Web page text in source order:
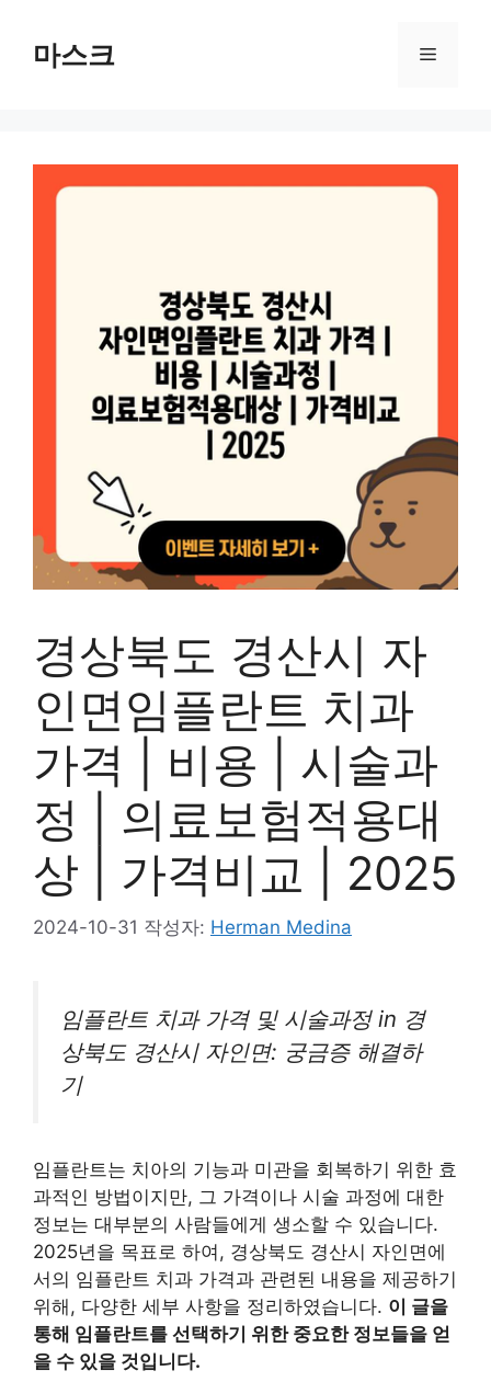
마스크 메
경상북도 경산시 자
인면임플란트 치과
가격 | 비용 | 시술과
정 | 의료보험적용대
상 | 가격비교 | 2025
2024-10-31 작성자: Herman Medina
임플란트 치과 가격 및 시술과정 in 경
상북도 경산시 자인면: 궁금증 해결하
기
임플란트는 치아의 기능과 미관을 회복하기 위한 효
과적인 방법이지만, 그 가격이나 시술 과정에 대한
정보는 대부분의 사람들에게 생소할 수 있습니다.
2025년을 목표로 하여, 경상북도 경산시 자인면에
서의 임플란트 치과 가격과 관련된 내용을 제공하기
위해, 다양한 세부 사항을 정리하였습니다. 이 글을
통해 임플란트를 선택하기 위한 중요한 정보들을 얻
을 수 있을 것입니다.